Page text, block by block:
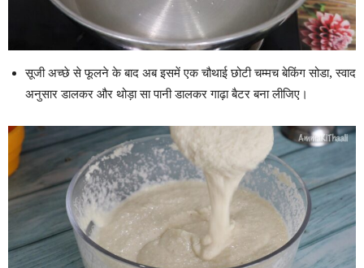
सूजी अच्छे से फूलने के बाद अब इसमें एक चौथाई छोटी चम्मच बेकिंग सोडा, स्वाद
अनुसार डालकर और थोड़ा सा पानी डालकर गाढ़ा बैटर बना लीजिए।